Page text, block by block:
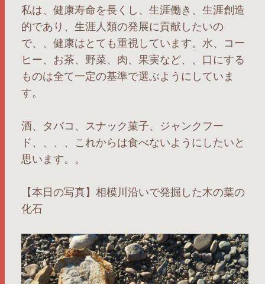
私は、健康寿命を長くし、生涯働き、生涯創造
的であり、生涯人類の発展に貢献したいの
で、、健康はとても重視しています。水、コー
ヒー、お茶、野菜、肉、果実など、、口にする
ものは全て一定の基準で選ぶようにしていま
す。
酒、タバコ、スナック菓子、ジャンクフー
ド、、、、これからは食べないようにしたいと
思います。。
【本日の写真】相模川沿いで発掘した木の葉の
化石